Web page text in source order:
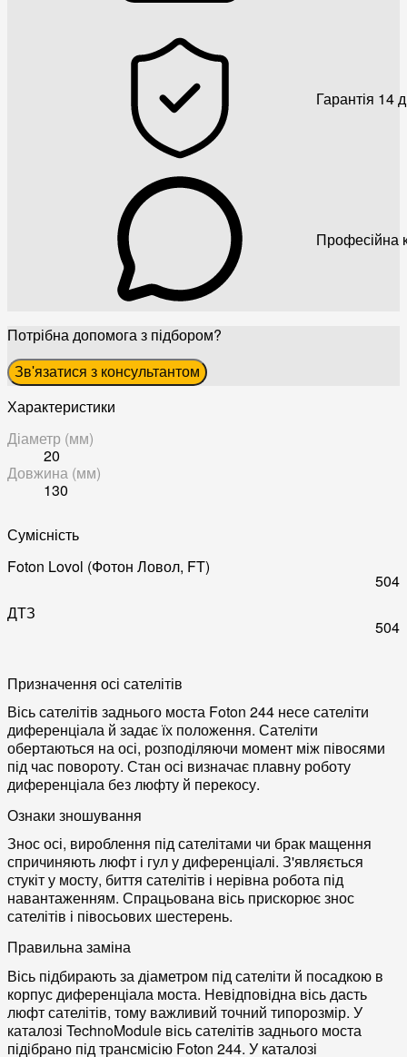
Гарантія 14
Професійна
Потрібна допомога з підбором?
Зв'язатися з консультантом
Характеристики
Діаметр (мм)
20
Довжина (мм)
130
Сумісність
Foton Lovol (Фотон Ловол, FT)
504
ДТЗ
504
Призначення осі сателітів
Вісь сателітів заднього моста Foton 244 несе сателіти
диференціала й задає їх положення. Сателіти
обертаються на осі, розподіляючи момент між півосями
під час повороту. Стан осі визначає плавну роботу
диференціала без люфту й перекосу.
Ознаки зношування
Знос осі, вироблення під сателітами чи брак мащення
спричиняють люфт і гул у диференціалі. З'являється
стукіт у мосту, биття сателітів і нерівна робота під
навантаженням. Спрацьована вісь прискорює знос
сателітів і півосьових шестерень.
Правильна заміна
Вісь підбирають за діаметром під сателіти й посадкою в
корпус диференціала моста. Невідповідна вісь дасть
люфт сателітів, тому важливий точний типорозмір. У
каталозі TechnoModule вісь сателітів заднього моста
підібрано під трансмісію Foton 244. У каталозі